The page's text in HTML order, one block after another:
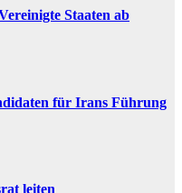
Staaten ab
für Irans Führung
leiten